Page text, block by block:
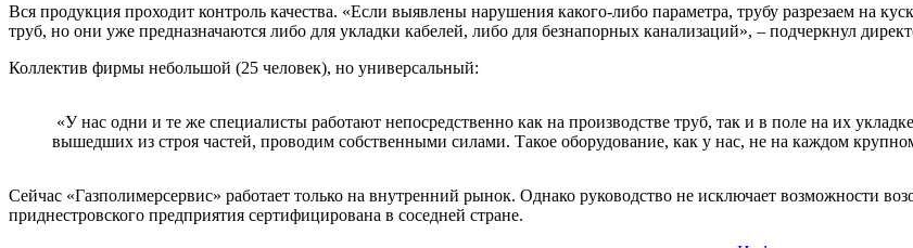
Вся продукция проходит контроль качества. «Если выявлены нарушения какого-либо параметра, трубу разрезаем на
труб, но они уже предназначаются либо для укладки кабелей, либо для безнапорных канализаций», – подчеркнул
Коллектив фирмы небольшой (25 человек), но универсальный:
«У нас одни и те же специалисты работают непосредственно как на производстве труб, так и в поле на их
вышедших из строя частей, проводим собственными силами. Такое оборудование, как у нас, не на каждом
Сейчас «Газполимерсервис» работает только на внутренний рынок. Однако руководство не исключает возможности
приднестровского предприятия сертифицирована в соседней стране.